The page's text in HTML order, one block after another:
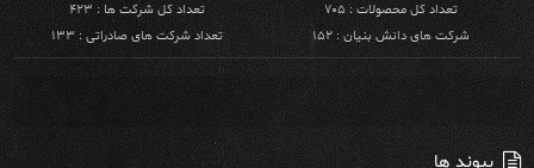
تعداد کل محصولات : ۷۰۵
تعداد کل شرکت ها : ۴۲۳
شرکت های دانش بنیان : ۱۵۲
تعداد شرکت های صادراتی : ۱۳۳
پیوند ها